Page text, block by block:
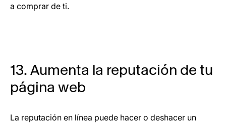
a comprar de ti.
13. Aumenta la reputación de tu
página web
La reputación en línea puede hacer o deshacer un